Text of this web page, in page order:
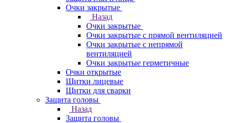
Очки закрытые
Назад
Очки закрытые
Очки закрытые с прямой вентиляцией
Очки закрытые с непрямой
вентиляцией
Очки закрытые герметичные
Очки открытые
Щитки лицевые
Щитки для сварки
Защита головы
Назад
Защита головы